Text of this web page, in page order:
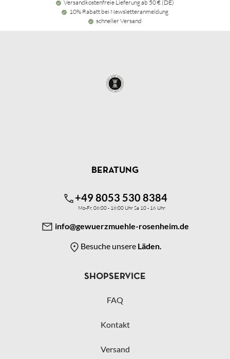
Versandkostenfreie Lieferung ab 50 € (DE)
10% Rabatt bei Newsletteranmeldung
schneller Versand
BERATUNG
+49 8053 530 8384
Mo-Fr, 08:00 - 18:00 Uhr Sa 10 - 16 Uhr
info@gewuerzmuehle-rosenheim.de
Besuche unsere Läden.
SHOPSERVICE
FAQ
Kontakt
Versand